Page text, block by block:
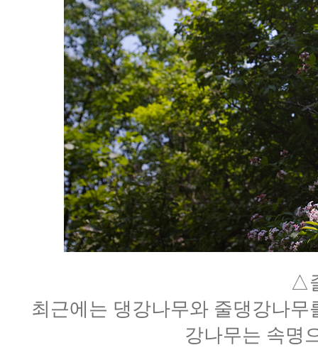
△
최근에는 댕강나무와 줄댕강나
강나무는 속명